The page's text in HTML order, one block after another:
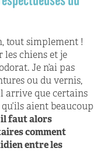
tout simplement !
les chiens et je
Je n’ai pas
ou du vernis,
arrive que certains
aient beaucoup
il faut alors
comment
entre les